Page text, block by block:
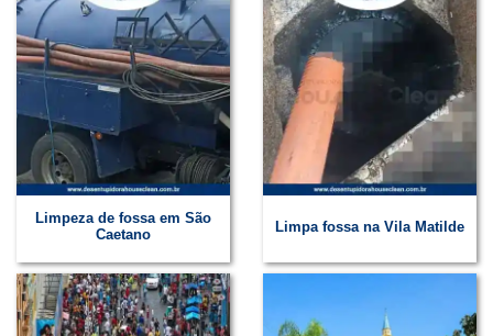
Limpeza de fossa em São
Caetano
Limpa fossa na Vila Matilde